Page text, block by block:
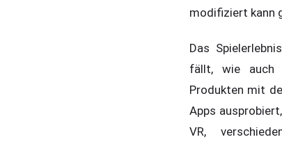
modifiziert kann
Das
fällt, wie auch
Produkten mit
Apps
VR,